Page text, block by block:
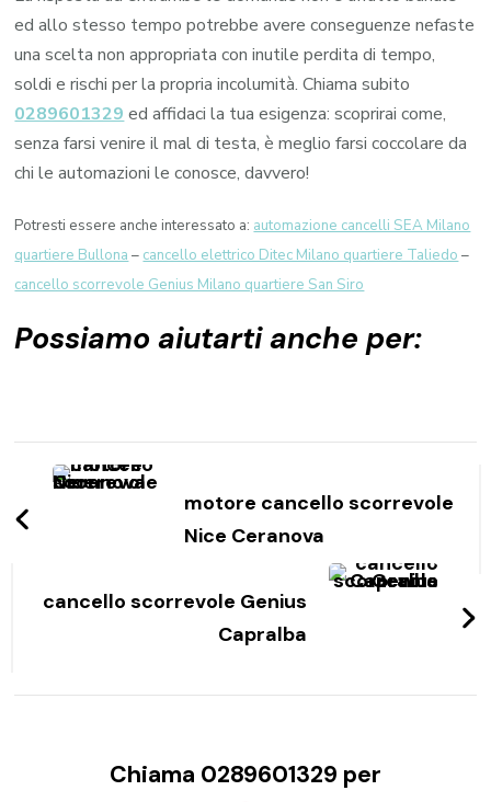
ed allo stesso tempo potrebbe avere conseguenze nefaste
una scelta non appropriata con inutile perdita di tempo,
soldi e rischi per la propria incolumità. Chiama subito
0289601329 ed affidaci la tua esigenza: scoprirai come,
senza farsi venire il mal di testa, è meglio farsi coccolare da
chi le automazioni le conosce, davvero!
Potresti essere anche interessato a: automazione cancelli SEA Milano
quartiere Bullona – cancello elettrico Ditec Milano quartiere Taliedo –
cancello scorrevole Genius Milano quartiere San Siro
Possiamo aiutarti anche per:
Navigazione
articoli
motore cancello scorrevole
Nice Ceranova
cancello scorrevole Genius
Capralba
Chiama 0289601329 per